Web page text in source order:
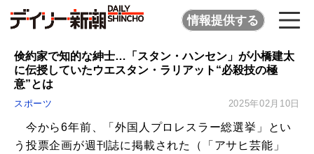
情報提供する
倹約家で知的な紳士…「スタン・ハンセン」が小橋建太
に伝授していたウエスタン・ラリアット“必殺技の極
意”とは
スポーツ 2025年02月10日
今から6年前、「外国人プロレスラー総選挙」とい
う投票企画が週刊誌に掲載された（「アサヒ芸能」